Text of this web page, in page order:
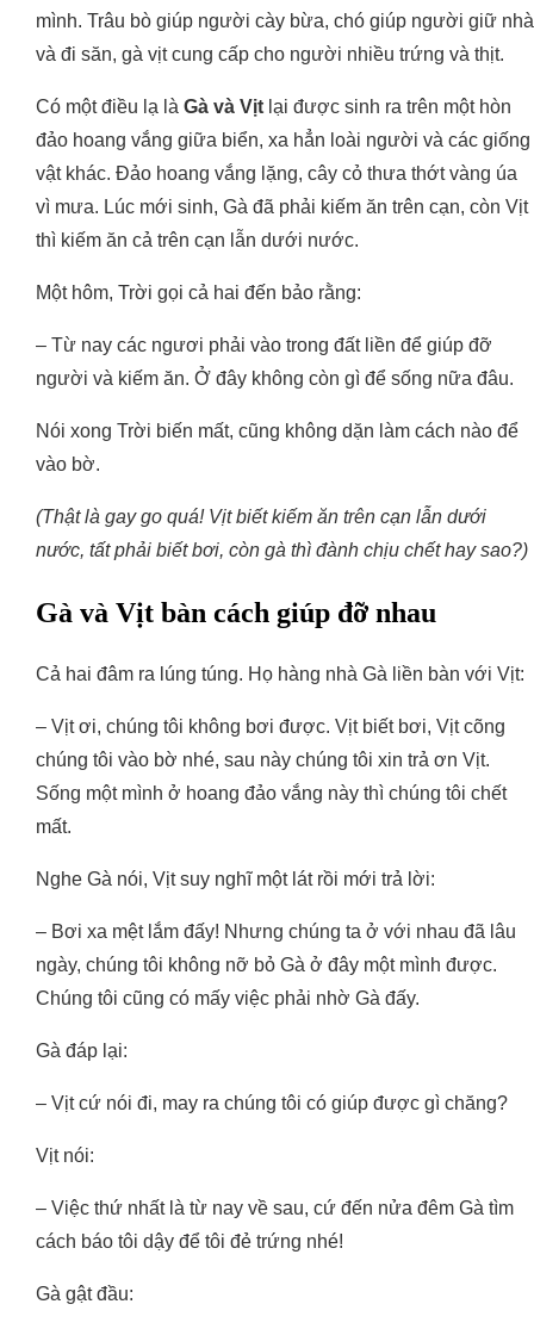
mình. Trâu bò giúp người cày bừa, chó giúp người giữ nhà
và đi săn, gà vịt cung cấp cho người nhiều trứng và thịt.
Có một điều lạ là Gà và Vịt lại được sinh ra trên một hòn
đảo hoang vắng giữa biển, xa hẳn loài người và các giống
vật khác. Đảo hoang vắng lặng, cây cỏ thưa thớt vàng úa
vì mưa. Lúc mới sinh, Gà đã phải kiếm ăn trên cạn, còn Vịt
thì kiếm ăn cả trên cạn lẫn dưới nước.
Một hôm, Trời gọi cả hai đến bảo rằng:
– Từ nay các ngươi phải vào trong đất liền để giúp đỡ
người và kiếm ăn. Ở đây không còn gì để sống nữa đâu.
Nói xong Trời biến mất, cũng không dặn làm cách nào để
vào bờ.
(Thật là gay go quá! Vịt biết kiếm ăn trên cạn lẫn dưới
nước, tất phải biết bơi, còn gà thì đành chịu chết hay sao?)
Gà và Vịt bàn cách giúp đỡ nhau
Cả hai đâm ra lúng túng. Họ hàng nhà Gà liền bàn với Vịt:
– Vịt ơi, chúng tôi không bơi được. Vịt biết bơi, Vịt cõng
chúng tôi vào bờ nhé, sau này chúng tôi xin trả ơn Vịt.
Sống một mình ở hoang đảo vắng này thì chúng tôi chết
mất.
Nghe Gà nói, Vịt suy nghĩ một lát rồi mới trả lời:
– Bơi xa mệt lắm đấy! Nhưng chúng ta ở với nhau đã lâu
ngày, chúng tôi không nỡ bỏ Gà ở đây một mình được.
Chúng tôi cũng có mấy việc phải nhờ Gà đấy.
Gà đáp lại:
– Vịt cứ nói đi, may ra chúng tôi có giúp được gì chăng?
Vịt nói:
– Việc thứ nhất là từ nay về sau, cứ đến nửa đêm Gà tìm
cách báo tôi dậy để tôi đẻ trứng nhé!
Gà gật đầu: